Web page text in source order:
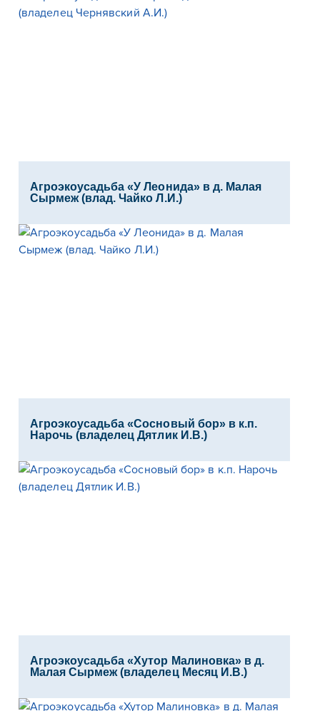
Агроэкоусадьба «У Леонида» в д. Малая
Сырмеж (влад. Чайко Л.И.)
Агроэкоусадьба «Сосновый бор» в к.п.
Нарочь (владелец Дятлик И.В.)
Агроэкоусадьба «Хутор Малиновка» в д.
Малая Сырмеж (владелец Месяц И.В.)